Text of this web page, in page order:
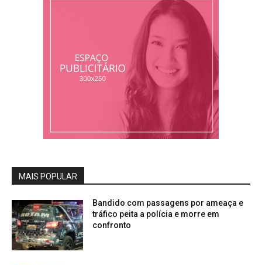
MAIS POPULAR
Bandido com passagens por ameaça e
tráfico peita a polícia e morre em
confronto